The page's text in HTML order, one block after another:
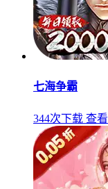
七海争霸
344次下载 查看